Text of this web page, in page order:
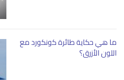
ما هي حكاية طائرة كونكورد مع
اللون الأزرق؟